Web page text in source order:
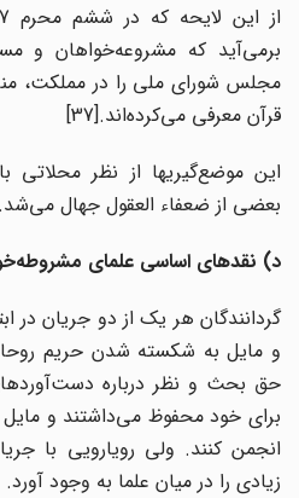
برمی‌آید که مشروعه‌خواهان و
مجلس شورای ملی را در مملکت،
قرآن معرفی می‌کرده‌‌اند.[37]
این موضع‌گیریها از نظر محلاتی
بعضی از ضعفاء العقول جهال می‌شد.[38]
د) نقدهای اساسی علمای
گردانندگان هر یک از دو جریان در
و مایل به شکسته شدن حریم
حق بحث و نظر درباره
برای خود محفوظ می‌داشتند و مایل
انجمن کنند. ولی رویارویی با
زیادی را در میان علما به وجود آورد.